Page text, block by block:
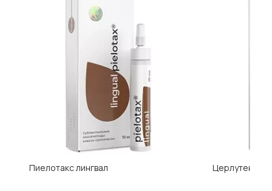
Пиелотакс лингвал Церлутен